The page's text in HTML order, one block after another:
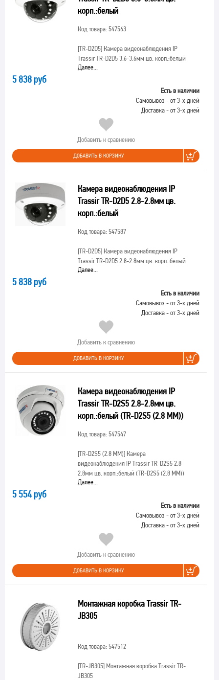
корп.:белый
Код товара: 547563
[TR-D2D5]Камера видеонаблюдения IP
Trassir TR-D2D5 3.6-3.6мм цв. корп.:белый
Далее...
5 838 руб
Есть в наличии
Самовывоз - от 3-х дней
Доставка - от 3-х дней
Добавить к сравнению
ДОБАВИТЬ В КОРЗИНУ
Камера видеонаблюдения IP
Trassir TR-D2D5 2.8-2.8мм цв.
корп.:белый
Код товара: 547587
[TR-D2D5]Камера видеонаблюдения IP
Trassir TR-D2D5 2.8-2.8мм цв. корп.:белый
Далее...
5 838 руб
Есть в наличии
Самовывоз - от 3-х дней
Доставка - от 3-х дней
Добавить к сравнению
ДОБАВИТЬ В КОРЗИНУ
Камера видеонаблюдения IP
Trassir TR-D2S5 2.8-2.8мм цв.
корп.:белый (TR-D2S5 (2.8 MM))
Код товара: 547547
[TR-D2S5 (2.8 MM)]Камера
видеонаблюдения IP Trassir TR-D2S5 2.8-
2.8мм цв. корп.:белый (TR-D2S5 (2.8 MM))
Далее...
5 554 руб
Есть в наличии
Самовывоз - от 3-х дней
Доставка - от 3-х дней
Добавить к сравнению
ДОБАВИТЬ В КОРЗИНУ
Монтажная коробка Trassir TR-
JB305
Код товара: 547512
[TR-JB305]Монтажная коробка Trassir TR-
JB305